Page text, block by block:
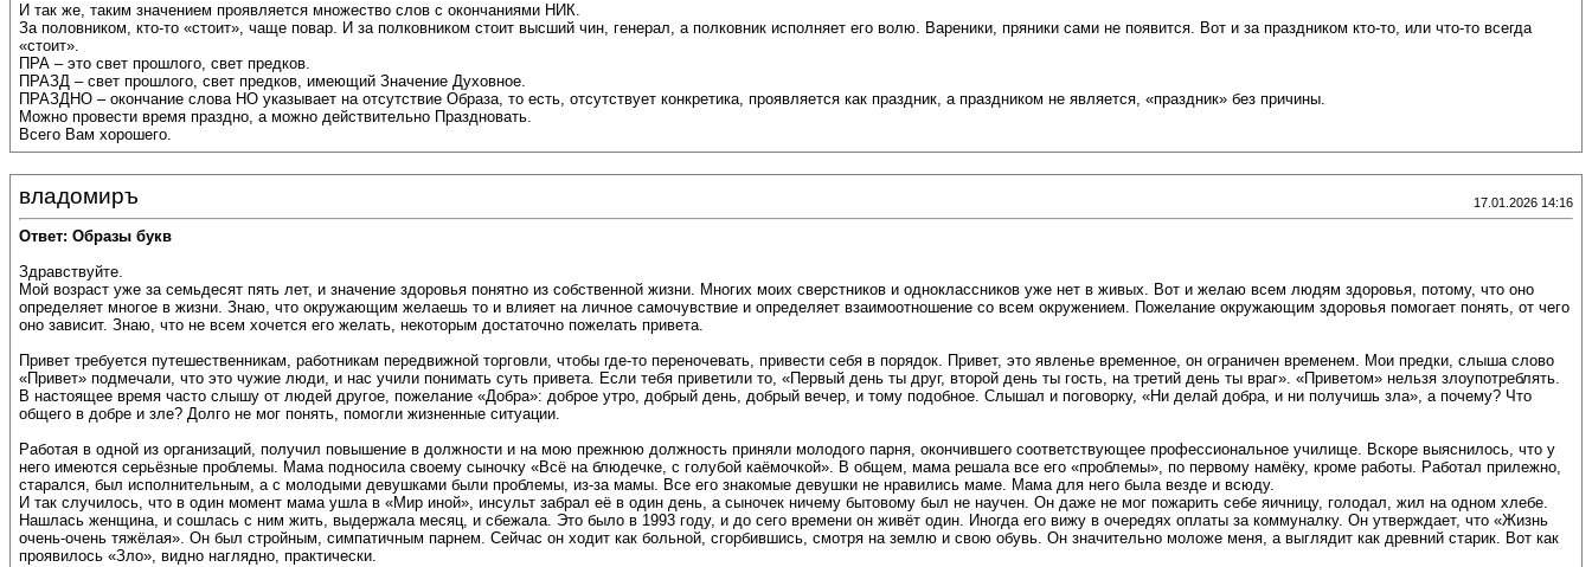
И так же, таким значением проявляется множество слов с окончаниями НИК.
За половником, кто-то «стоит», чаще повар. И за полковником стоит высший чин, генерал, а полковник исполняет его волю. Вареники, пряники сами не появится. Вот и за праздником кто-то, или что-то всегда
«стоит».
ПРА – это свет прошлого, свет предков.
ПРАЗД – свет прошлого, свет предков, имеющий Значение Духовное.
ПРАЗДНО – окончание слова НО указывает на отсутствие Образа, то есть, отсутствует конкретика, проявляется как праздник, а праздником не является, «праздник» без причины.
Можно провести время праздно, а можно действительно Праздновать.
Всего Вам хорошего.
владомиръ 17.01.2026 14:16
Ответ: Образы букв
Здравствуйте.
Мой возраст уже за семьдесят пять лет, и значение здоровья понятно из собственной жизни. Многих моих сверстников и одноклассников уже нет в живых. Вот и желаю всем людям здоровья, потому, что оно
определяет многое в жизни. Знаю, что окружающим желаешь то и влияет на личное самочувствие и определяет взаимоотношение со всем окружением. Пожелание окружающим здоровья помогает понять, от чего
оно зависит. Знаю, что не всем хочется его желать, некоторым достаточно пожелать привета.
Привет требуется путешественникам, работникам передвижной торговли, чтобы где-то переночевать, привести себя в порядок. Привет, это явленье временное, он ограничен временем. Мои предки, слыша слово
«Привет» подмечали, что это чужие люди, и нас учили понимать суть привета. Если тебя приветили то, «Первый день ты друг, второй день ты гость, на третий день ты враг». «Приветом» нельзя злоупотреблять.
В настоящее время часто слышу от людей другое, пожелание «Добра»: доброе утро, добрый день, добрый вечер, и тому подобное. Слышал и поговорку, «Ни делай добра, и ни получишь зла», а почему? Что
общего в добре и зле? Долго не мог понять, помогли жизненные ситуации.
Работая в одной из организаций, получил повышение в должности и на мою прежнюю должность приняли молодого парня, окончившего соответствующее профессиональное училище. Вскоре выяснилось, что у
него имеются серьёзные проблемы. Мама подносила своему сыночку «Всё на блюдечке, с голубой каёмочкой». В общем, мама решала все его «проблемы», по первому намёку, кроме работы. Работал прилежно,
старался, был исполнительным, а с молодыми девушками были проблемы, из-за мамы. Все его знакомые девушки не нравились маме. Мама для него была везде и всюду.
И так случилось, что в один момент мама ушла в «Мир иной», инсульт забрал её в один день, а сыночек ничему бытовому был не научен. Он даже не мог пожарить себе яичницу, голодал, жил на одном хлебе.
Нашлась женщина, и сошлась с ним жить, выдержала месяц, и сбежала. Это было в 1993 году, и до сего времени он живёт один. Иногда его вижу в очередях оплаты за коммуналку. Он утверждает, что «Жизнь
очень-очень тяжёлая». Он был стройным, симпатичным парнем. Сейчас он ходит как больной, сгорбившись, смотря на землю и свою обувь. Он значительно моложе меня, а выглядит как древний старик. Вот как
проявилось «Зло», видно наглядно, практически.